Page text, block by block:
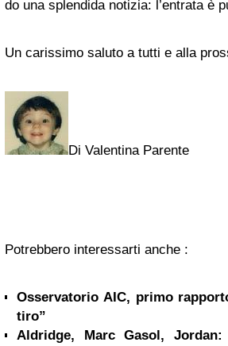
do una splendida notizia: l’entrata è
Un carissimo saluto a tutti e alla
Di Valentina Parente
Potrebbero interessarti anche :
Osservatorio AIC, primo
tiro”
Aldridge, Marc Gasol,